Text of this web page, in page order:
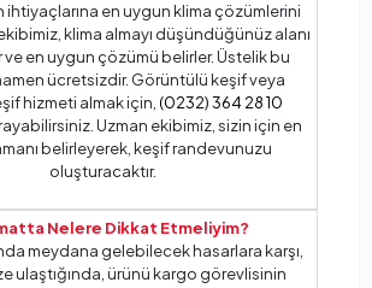
ihtiyaçlarına en uygun klima çözümlerini
klima almayı düşündüğünüz alanı
ve en uygun çözümü belirler. Üstelik bu
ücretsizdir. Görüntülü keşif veya
hizmeti almak için, (0232) 364 28 10
Uzman ekibimiz, sizin için en
belirleyerek, keşif randevunuzu
oluşturacaktır.
Nelere Dikkat Etmeliyim?
meydana gelebilecek hasarlara karşı,
ulaştığında, ürünü kargo görevlisinin